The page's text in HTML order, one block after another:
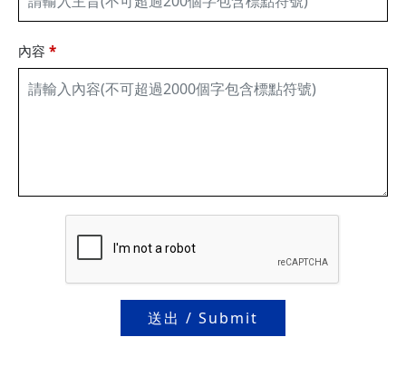
內容 *
送出 / Submit